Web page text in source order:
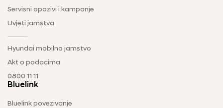
Servisni opozivi i kampanje
Uvjeti jamstva
Hyundai mobilno jamstvo
Akt o podacima
0800 11 11
Bluelink
Bluelink povezivanje